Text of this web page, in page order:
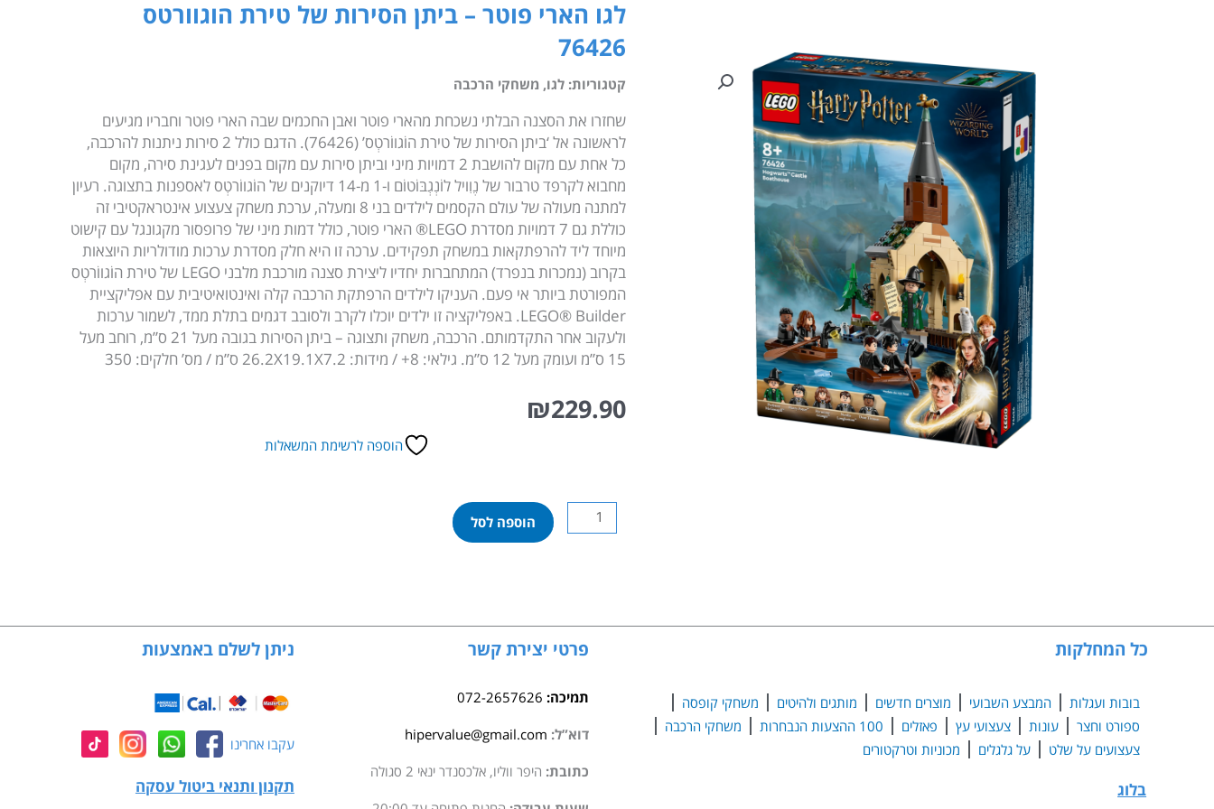
לגו הארי פוטר – ביתן הסירות של טירת הוגוורטס
76426
קטגוריות:לגו,משחקי הרכבה
שחזרו את הסצנה הבלתי נשכחת מהארי פוטר ואבן החכמים שבה הארי פוטר וחבריו מגיעים
לראשונה אל ‘ביתן הסירות של טירת הוֹגווֹרטְס’ (76426). הדגם כולל 2 סירות ניתנות להרכבה,
כל אחת עם מקום להושבת 2 דמויות מיני וביתן סירות עם מקום בפנים לעגינת סירה, מקום
מחבוא לקרפד טרבור של נֶוִויל לוֹנְגְבּוֹטוֹם ו-1 מ-14 דיוקנים של הוֹגווֹרטְס לאספנות בתצוגה. רעיון
למתנה מעולה של עולם הקסמים לילדים בני 8 ומעלה, ערכת משחק צעצוע אינטראקטיבי זה
כוללת גם 7 דמויות מסדרת LEGO® הארי פוטר, כולל דמות מיני של פרופסור מקגונגל עם קישוט
מיוחד ליד להרפתקאות במשחק תפקידים. ערכה זו היא חלק מסדרת ערכות מודולריות היוצאות
בקרוב (נמכרות בנפרד) המתחברות יחדיו ליצירת סצנה מורכבת מלבני LEGO של טירת הוֹגווֹרטְס
המפורטת ביותר אי פעם. העניקו לילדים הרפתקת הרכבה קלה ואינטואיטיבית עם אפליקציית
LEGO® Builder. באפליקציה זו ילדים יוכלו לקרב ולסובב דגמים בתלת ממד, לשמור ערכות
ולעקוב אחר התקדמותם. הרכבה, משחק ותצוגה – ביתן הסירות בגובה מעל 21 ס”מ, רוחב מעל
15 ס”מ ועומק מעל 12 ס”מ. גילאי: 8+ / מידות: 26.2X19.1X7.2 ס”מ / מס’ חלקים: 350
₪229.90
הוספה לרשימת המשאלות
כמות
של
הוגוורטס
הוספה לסל
כל המחלקות
בובות ועגלות המבצע השבועי מוצרים חדשים מותגים ולהיטים
משחקי קופסה
ספורט וחצר
עונות צעצועי עץ פאזלים 100 ההצעות הנבחרות
משחקי הרכבה
צעצועים על שלט
על גלגלים מכוניות וטרקטורים
בלוג
פרטי יצירת קשר
תמיכה: 072-2657626
דוא”ל: hipervalue@gmail.com
כתובת: היפר ווליו, אלכסנדר ינאי 2 סגולה
ניתן לשלם באמצעות
עקבו אחרינו
תקנון ותנאי ביטול עסקה